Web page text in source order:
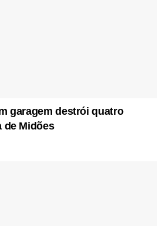
garagem destrói quatro
de Midões